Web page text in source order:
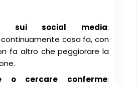
sui social media:
cosa fa, con
fa altro che peggiorare la
o cercare conferme: